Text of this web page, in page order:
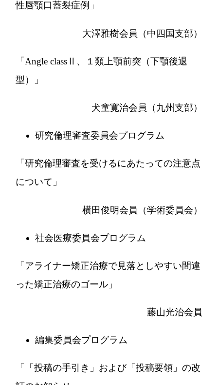
性唇顎口蓋裂症例」
大澤雅樹会員（中四国支部）
「Angle classⅡ、１類上顎前突（下顎後退
型）」
犬童寛治会員（九州支部）
研究倫理審査委員会プログラム
「研究倫理審査を受けるにあたっての注意点
について」
横田俊明会員（学術委員会）
社会医療委員会プログラム
「アライナー矯正治療で見落としやすい間違
った矯正治療のゴール」
藤山光治会員
編集委員会プログラム
「「投稿の手引き」および「投稿要領」の改